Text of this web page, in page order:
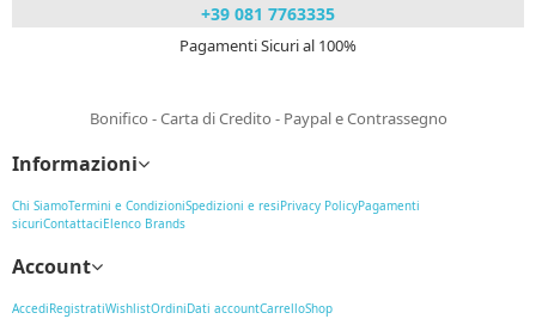
+39 081 7763335
Pagamenti Sicuri al 100%
Bonifico - Carta di Credito - Paypal e Contrassegno
Informazioni
Chi SiamoTermini e CondizioniSpedizioni e resiPrivacy PolicyPagamenti
sicuriContattaciElenco Brands
Account
AccediRegistratiWishlistOrdiniDati accountCarrelloShop